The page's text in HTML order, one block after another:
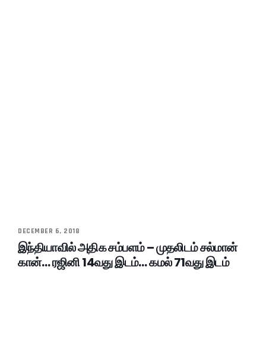
DECEMBER 6, 2018
இந்தியாவில் அதிக சம்பளம் – முதலிடம் சல்மான்
கான்… ரஜினி 14வது இடம்… கமல் 71வது இடம்